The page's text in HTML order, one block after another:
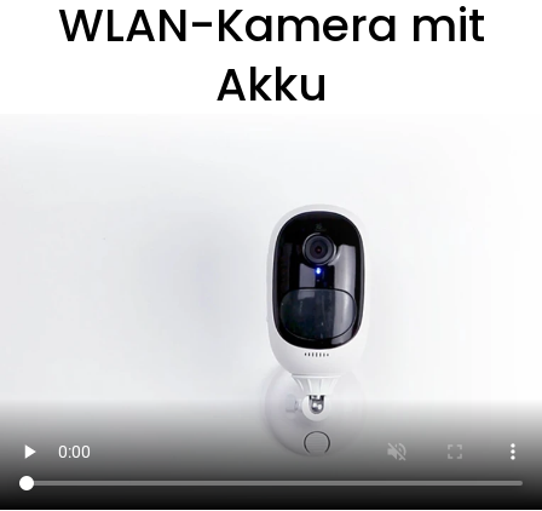
WLAN-Kamera mit
Akku